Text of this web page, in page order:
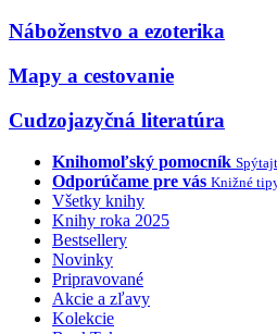
Náboženstvo a ezoterika
Mapy a cestovanie
Cudzojazyčná literatúra
Knihomoľský pomocník
Odporúčame pre vás Knižné
Všetky knihy
Knihy roka 2025
Bestsellery
Novinky
Pripravované
Akcie a zľavy
Kolekcie